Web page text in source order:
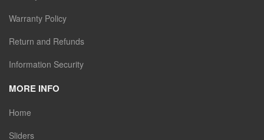
Warranty Policy
Return and Refunds
Information Security
MORE INFO
Home
Sliders